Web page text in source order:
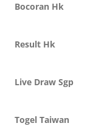
Bocoran Hk
Result Hk
Live Draw Sgp
Togel Taiwan